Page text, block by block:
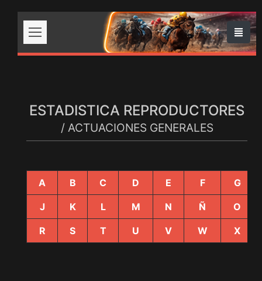
ESTADISTICA REPRODUCTORES
/ ACTUACIONES GENERALES
A B C D E F G
J K L M N Ñ O
R S T U V W X